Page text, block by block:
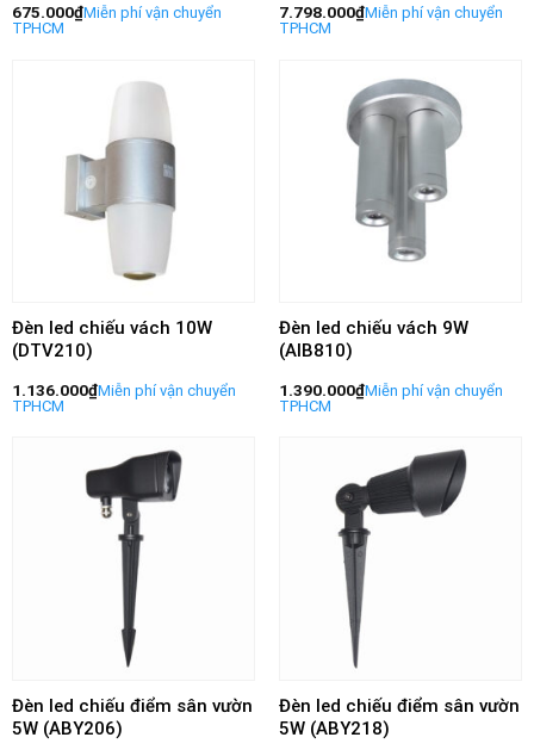
675.000₫ 7.798.000₫
Đèn led chiếu vách 10W
(DTV210)
1.136.000₫
Đèn led chiếu vách 9W
(AIB810)
1.390.000₫
Đèn led chiếu điểm sân vườn
5W (ABY206)
Đèn led chiếu điểm sân vườn
5W (ABY218)